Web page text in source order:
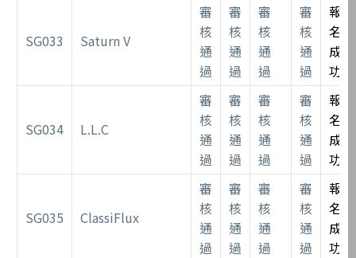
SG033 Saturn V
審
核
通
過
審
核
通
過
審
核
通
過
審
核
通
過
報
名
成
功
SG034 L.L.C
審
核
通
過
審
核
通
過
審
核
通
過
審
核
通
過
報
名
成
功
SG035 ClassiFlux
審
核
通
過
審
核
通
過
審
核
通
過
審
核
通
過
報
名
成
功